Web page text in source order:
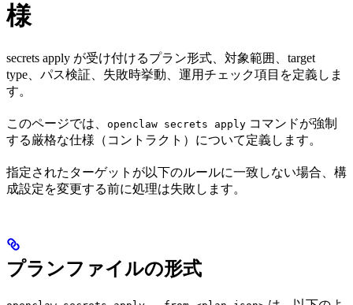
様
secrets apply が受け付けるプラン形式、対象範囲、target
type、パス検証、失敗時挙動、運用チェック項目を定義しま
す。
このページでは、 openclaw secrets apply コマンドが強制
する厳格な仕様（コントラクト）について定義します。
指定されたターゲットが以下のルールに一致しない場合、構
成設定を変更する前に処理は失敗します。
プランファイルの形式